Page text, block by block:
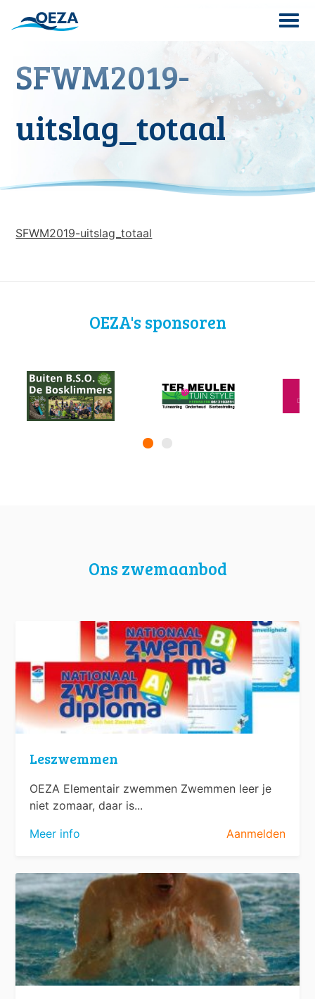
Search
SFWM2019-
uitslag_totaal
SFWM2019-uitslag_totaal
OEZA's sponsoren
Ons zwemaanbod
Leszwemmen
OEZA Elementair zwemmen Zwemmen leer je
niet zomaar, daar is...
Meer info
Aanmelden